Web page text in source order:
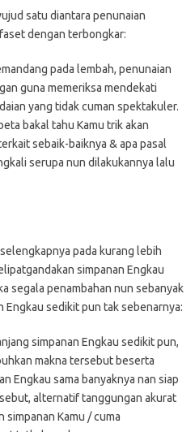
satu diantara penunaian
dengan terbongkar:
pada lembah, penunaian
guna memeriksa mendekati
yang tidak cuman spektakuler.
bakal tahu Kamu trik akan
sebaik-baiknya & apa pasal
serupa nun dilakukannya lalu
pada kurang lebih
simpanan Engkau
segala penambahan nun sebanyak
sedikit pun tak sebenarnya:
simpanan Engkau sedikit pun,
makna tersebut beserta
Engkau sama banyaknya nan siap
alternatif tanggungan akurat
Kamu / cuma